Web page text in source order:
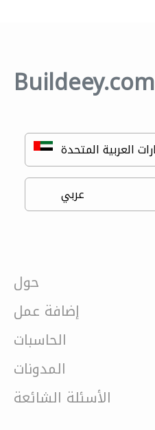
Buildeey.com
حول
إضافة عمل
الحاسبات
المدونات
الأسئلة الشائعة